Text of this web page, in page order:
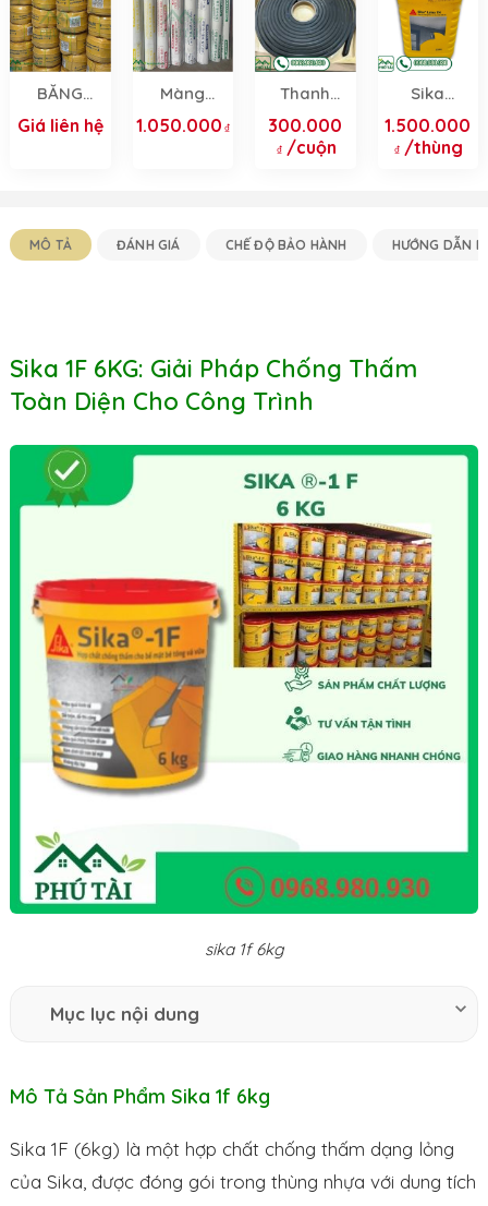
BĂNG
NƯỚC
Giá liên hệ
Màng
Dột
Báo Giá
1.050.000
Thanh
Nở
300.000
/cuộn
Sika
25L
1.500.000
/thùng
MÔ TẢ ĐÁNH GIÁ CHẾ ĐỘ BẢO HÀNH HƯỚNG DẪN
Sika 1F 6KG: Giải Pháp Chống Thấm
Toàn Diện Cho Công Trình
sika 1f 6kg
Mục lục nội dung
Mô Tả Sản Phẩm Sika 1f 6kg
Sika 1F (6kg) là một hợp chất chống thấm dạng lỏng
của Sika, được đóng gói trong thùng nhựa với dung tích